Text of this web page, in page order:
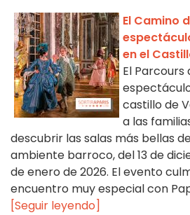
El Camino
en el
El Parcours
castillo de
a las
descubrir las salas más bellas
ambiente barroco, del 13 de
de enero de 2026. El evento
encuentro muy especial con
[Seguir leyendo]